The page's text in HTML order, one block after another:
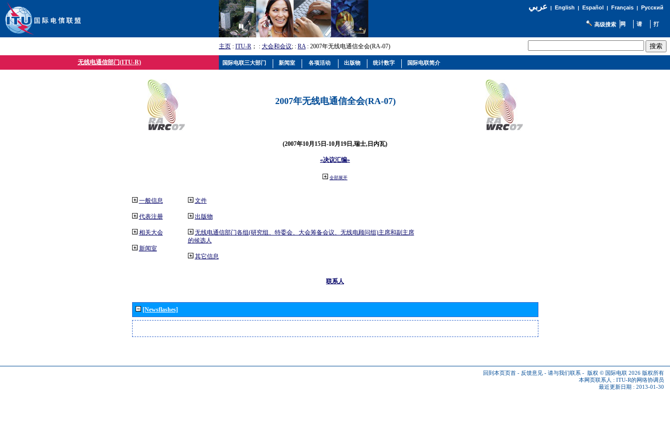
عربي| English | Español | Français| Русский
高级搜索
主页 : ITU-R ； : 大会和会议; : RA: 2007年无线电通信全会(RA-07)
无线电通信部门(ITU-R)
2007年无线电通信全会(RA-07)
(2007年10月15日-10月19日,瑞士,日内瓦)
«决议汇编»
全部展开
一般信息
代表注册
相关大会
新闻室
文件
出版物
无线电通信部门各组(研究组、特委会、大会筹备会议、无线电顾问组)主席和副主席
的候选人
其它信息
联系人
[Newsflashes]
回到本页页首 - 反馈意见 - 请与我们联系 - 版权 © 国际电联 2026 版权所有
本网页联系人 : ITU-R的网络协调员
最近更新日期 : 2013-01-30
国际电联三大部门 新闻室 各项活动 出版物 统计数字 国际电联简介